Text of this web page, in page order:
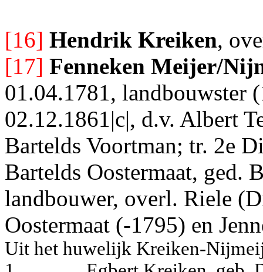
[16] Hendrik Kreiken,
[17] Fenneken Meijer/
01.04.1781, landbouwster
02.12.1861|c|, d.v. Albert
Bartelds Voortman; tr. 2e
Bartelds Oostermaat, ged.
landbouwer, overl. Riele
Oostermaat (-1795) en
Uit het huwelijk Kreiken-